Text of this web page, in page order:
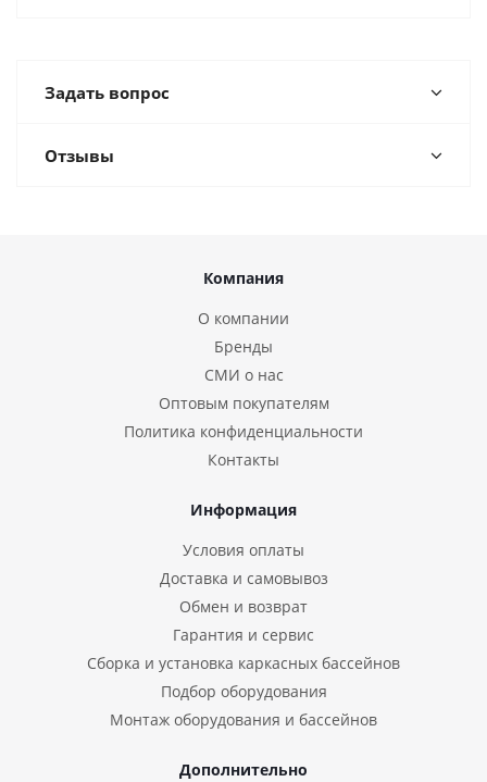
Задать вопрос
Отзывы
Компания
О компании
Бренды
СМИ о нас
Оптовым покупателям
Политика конфиденциальности
Контакты
Информация
Условия оплаты
Доставка и самовывоз
Обмен и возврат
Гарантия и сервис
Сборка и установка каркасных бассейнов
Подбор оборудования
Монтаж оборудования и бассейнов
Дополнительно